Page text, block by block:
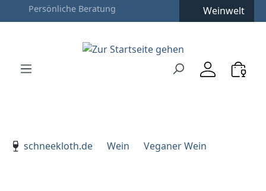
Zum Hauptinhalt springen
Zur Hauptnavigation springen
Weinwelt
schneekloth.de
Wein Veganer Wein